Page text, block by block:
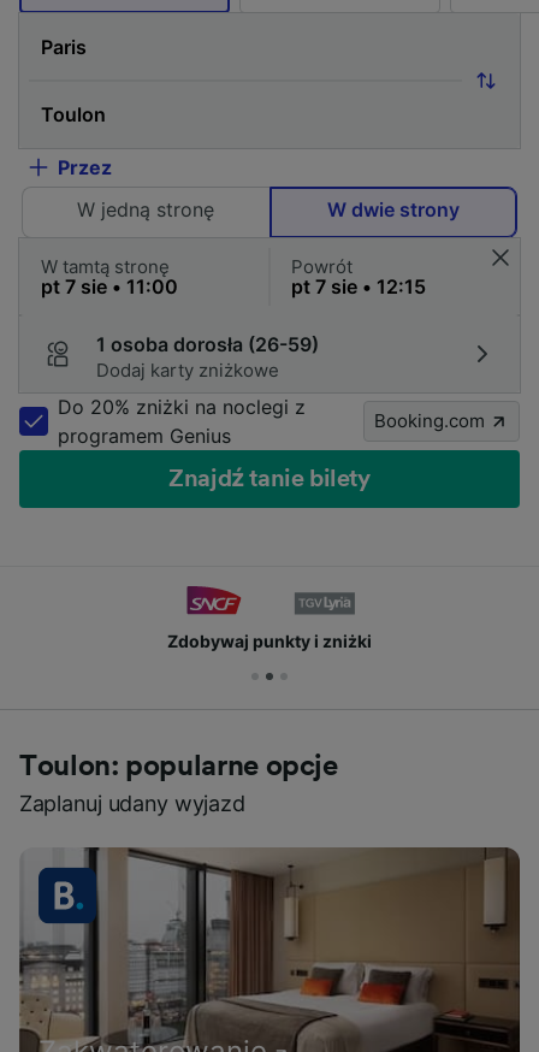
Przez
W jedną stronę
W dwie strony
W tamtą stronę Powrót
1 osoba dorosła (26-59)
Dodaj karty zniżkowe
Do 20% zniżki na noclegi z
programem Genius
Booking.com
Znajdź tanie bilety
Zdobywaj punkty i zniżki
Toulon: popularne opcje
Zaplanuj udany wyjazd